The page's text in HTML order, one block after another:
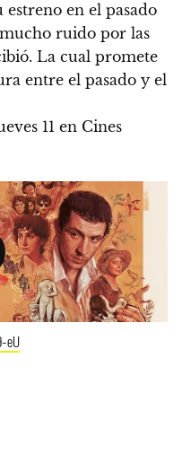
estreno en el pasado
ruido por las
La cual promete
entre el pasado y el
11 en Cines
eU